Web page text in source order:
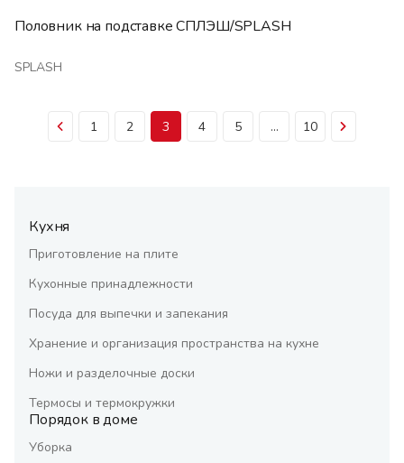
Половник на подставке СПЛЭШ/SPLASH
SPLASH
1 2 3 4 5 ... 10
Кухня
Приготовление на плите
Кухонные принадлежности
Посуда для выпечки и запекания
Хранение и организация пространства на кухне
Ножи и разделочные доски
Термосы и термокружки
Порядок в доме
Уборка